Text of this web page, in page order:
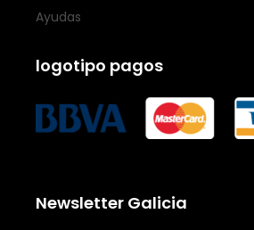
Ayudas
logotipo pagos
Newsletter Galicia